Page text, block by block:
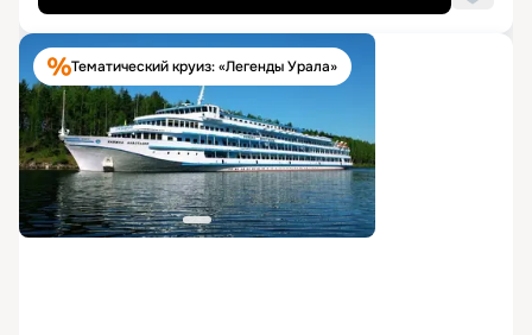
Тематический круиз: «Легенды Урала»